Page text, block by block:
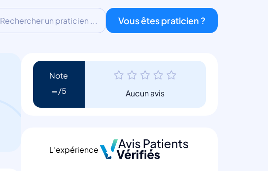
Rechercher un praticien ... Vous êtes praticien ?
Note
- Aucun avis
L’expérience